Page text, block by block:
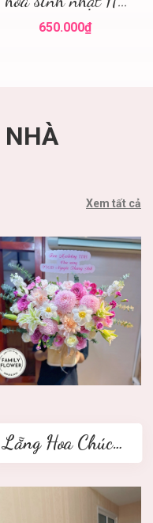
Nội
650.000₫
Xem tất cả
Lẵng Hoa Chúc Mừng